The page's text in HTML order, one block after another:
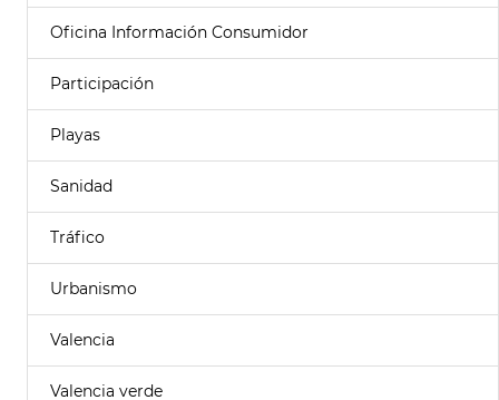
Oficina Información Consumidor
Participación
Playas
Sanidad
Tráfico
Urbanismo
Valencia
Valencia verde